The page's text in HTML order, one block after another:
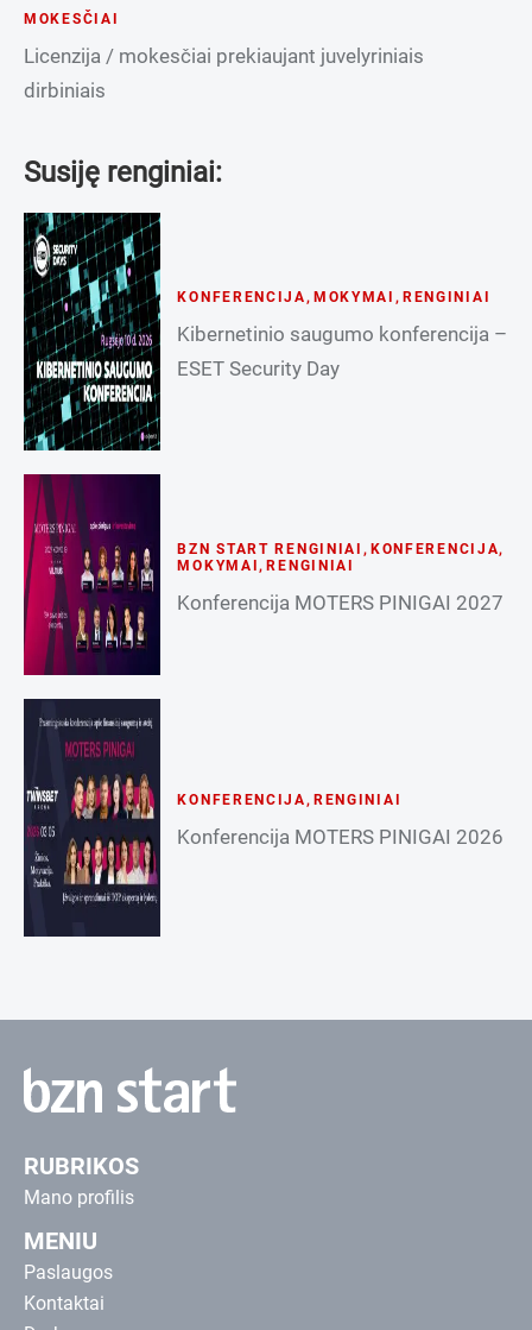
MOKESČIAI
Licenzija / mokesčiai prekiaujant juvelyriniais
dirbiniais
Susiję renginiai:
KONFERENCIJA , MOKYMAI , RENGINIAI
Kibernetinio saugumo konferencija –
ESET Security Day
BZN START RENGINIAI , KONFERENCIJA,
MOKYMAI ,RENGINIAI
Konferencija MOTERS PINIGAI 2027
KONFERENCIJA, RENGINIAI
Konferencija MOTERS PINIGAI 2026
RUBRIKOS
Mano profilis
MENIU
Paslaugos
Kontaktai